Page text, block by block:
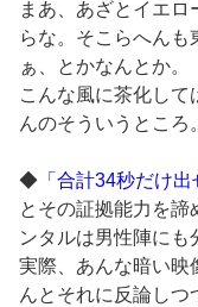
まあ、あざとイエ
らな。そこらへんも
ぁ、とかなんとか。
こんな風に茶化して
んのそういうところ
◆ 「合計34秒だけ
とその証拠能力を諦
ンタルは男性陣にも
実際、あんな暗い映
んとそれに反論し